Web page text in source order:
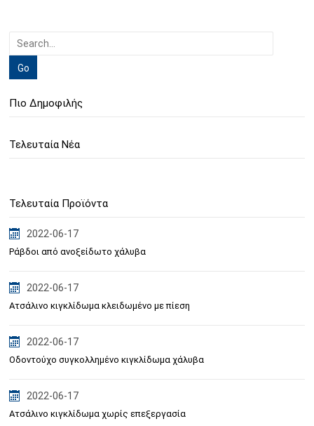
Πιο Δημοφιλής
Τελευταία Νέα
Τελευταία Προϊόντα
2022-06-17
Ράβδοι από ανοξείδωτο χάλυβα
2022-06-17
Ατσάλινο κιγκλίδωμα κλειδωμένο με πίεση
2022-06-17
Οδοντούχο συγκολλημένο κιγκλίδωμα χάλυβα
2022-06-17
Ατσάλινο κιγκλίδωμα χωρίς επεξεργασία